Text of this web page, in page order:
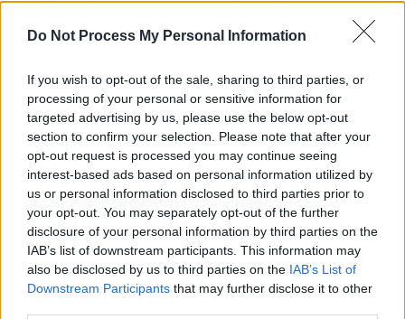
Do Not Process My Personal Information
If you wish to opt-out of the sale, sharing to third parties, or
processing of your personal or sensitive information for
targeted advertising by us, please use the below opt-out
section to confirm your selection. Please note that after your
opt-out request is processed you may continue seeing
interest-based ads based on personal information utilized by
us or personal information disclosed to third parties prior to
your opt-out. You may separately opt-out of the further
disclosure of your personal information by third parties on the
IAB’s list of downstream participants. This information may
also be disclosed by us to third parties on the IAB’s List of
Downstream Participants that may further disclose it to other
συντριπτικά κατάγματα, με αποτέλεσμα να
χρειαστεί χειρουργείο και μήνες για να